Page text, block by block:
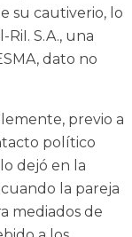
su cautiverio, lo
S.A., una
dato no
previo a
político
dejó en la
la pareja
mediados de